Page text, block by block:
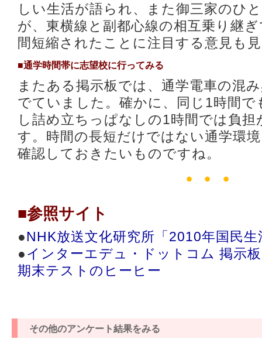
しい生活が語られ、また御三家のひ
が、東横線と副都心線の相互乗り継
間短縮されたことに注目する意見も
■通学時間帯に志望校に行ってみる
またある掲示板では、通学電車の混
でていました。確かに、同じ1時間
し詰め立ちっぱなしの1時間では負
す。時間の長短だけではない通学環
確認しておきたいものですね。
■参照サイト
●NHK放送文化研究所「2010年国民
●インターエデュ・ドットコム 掲示
期末テストのヒーヒー
その他のアンケート結果をみる